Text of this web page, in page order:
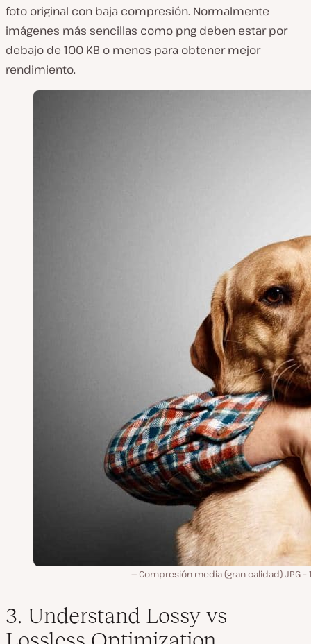
foto original con baja compresión. Normalmente
imágenes más sencillas como png deben estar por
debajo de 100 KB o menos para obtener mejor
rendimiento.
Compresión media (gran calidad) JPG –
3. Understand Lossy vs